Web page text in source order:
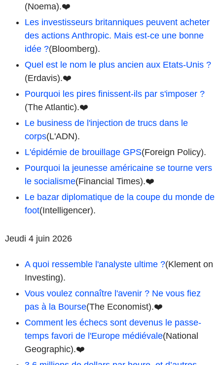
(Noema).❤️
Les investisseurs britanniques peuvent acheter
des actions Anthropic. Mais est-ce une bonne
idée ?(Bloomberg).
Quel est le nom le plus ancien aux Etats-Unis ?
(Erdavis).❤️
Pourquoi les pires finissent-ils par s'imposer ?
(The Atlantic).❤️
Le business de l'injection de trucs dans le
corps(L'ADN).
L'épidémie de brouillage GPS(Foreign Policy).
Pourquoi la jeunesse américaine se tourne vers
le socialisme(Financial Times).❤️
Le bazar diplomatique de la coupe du monde de
foot(Intelligencer).
Jeudi 4 juin 2026
A quoi ressemble l'analyste ultime ?(Klement on
Investing).
Vous voulez connaître l'avenir ? Ne vous fiez
pas à la Bourse(The Economist).❤️
Comment les échecs sont devenus le passe-
temps favori de l'Europe médiévale(National
Geographic).❤️